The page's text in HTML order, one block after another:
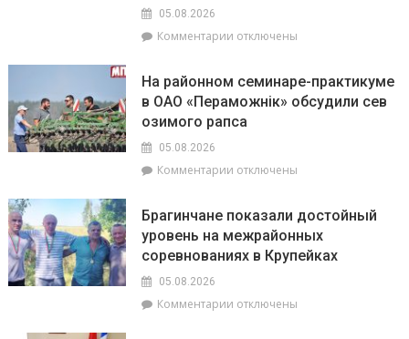
05.08.2026
Комментарии к
на
воде
–
спасатели
Брагинщины
усиливают
профилактику
отключены
На районном семинаре-практикуме
в ОАО «Пераможнік» обсудили сев
озимого рапса
05.08.2026
Комментарии к
районном
семинаре-
практикуме
«Пераможнік»
отключены
Брагинчане показали достойный
уровень на межрайонных
соревнованиях в Крупейках
05.08.2026
Комментарии котключены